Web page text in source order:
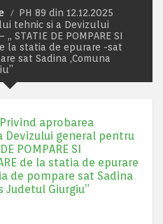
PH 89 din 12.12.2025
tehnic si a Devizului
DE POMPARE SI
la statia de epurare -sat
sat Sadina ,Comuna
aprobarea
Devizului general pentru
POMPARE SI
de la statia de epurare
de pompare sat Sadina
Judetul Giurgiu”